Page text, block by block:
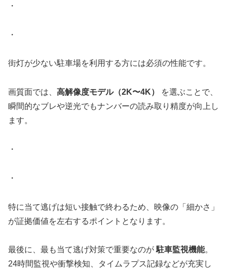
・
・
街灯が少ない駐車場を利用する方には必須の性能です。
画質面では、 高解像度モデル（2K〜4K）
を選ぶことで、
瞬間的なブレや逆光でもナンバーの読み取り精度が向上し
ます。
・
・
特に当て逃げは短い接触で終わるため、映像の「細かさ」
が証拠価値を左右するポイントとなります。
最後に、最も当て逃げ対策で重要なのが駐車監視機能。
24時間監視や衝撃検知、タイムラプス記録などが充実し